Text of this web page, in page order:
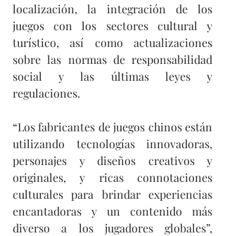
localización, la integración de los
juegos con los sectores cultural y
turístico, así como actualizaciones
sobre las normas de responsabilidad
social y las últimas leyes y
regulaciones.
“Los fabricantes de juegos chinos están
utilizando tecnologías innovadoras,
personajes y diseños creativos y
originales, y ricas connotaciones
culturales para brindar experiencias
encantadoras y un contenido más
diverso a los jugadores globales”,